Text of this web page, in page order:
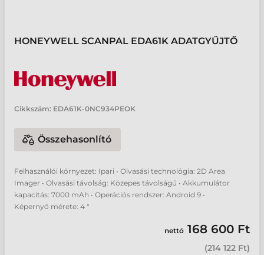
HONEYWELL SCANPAL EDA61K ADATGYŰJTŐ
Cikkszám: EDA61K-0NC934PEOK
Összehasonlító
Felhasználói környezet: Ipari • Olvasási technológia: 2D Area
Imager • Olvasási távolság: Közepes távolságú • Akkumulátor
kapacitás: 7000 mAh • Operációs rendszer: Android 9 •
Képernyő mérete: 4 "
nettó 168 600 Ft
(214 122 Ft)